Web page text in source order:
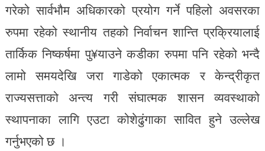
गरेको सार्वभौम अधिकारको प्रयोग गर्ने पहिलो अवसरका
रुपमा रहेको स्थानीय तहको निर्वाचन शान्ति प्रक्रियालाई
तार्किक निष्कर्षमा पु¥याउने कडीका रुपमा पनि रहेको भन्दै
लामो समयदेखि जरा गाडेको एकात्मक र केन्द्रीकृत
राज्यसत्ताको अन्त्य गरी संघात्मक शासन व्यवस्थाको
स्थापनाका लागि एउटा कोशेढुंगाका सावित हुने उल्लेख
गर्नुभएको छ ।